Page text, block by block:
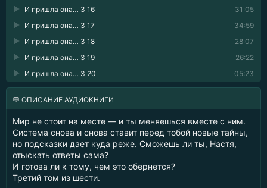
31:05
И пришла она… 3 16
34:59
И пришла она… 3 17
28:07
И пришла она… 3 18
26:22
И пришла она… 3 19
05:23
И пришла она… 3 20
💬 ОПИСАНИЕ АУДИОКНИГИ
Мир не стоит на месте — и ты меняешься вместе с ним.
Система снова и снова ставит перед тобой новые тайны,
но подсказки дает куда реже. Сможешь ли ты, Настя,
отыскать ответы сама?
И готова ли к тому, чем это обернется?
Третий том из шести.